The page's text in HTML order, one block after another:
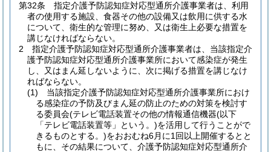
第32条
指定介護予防認知症対応型通所介護事業者は、利用
者の使用する施設、食器その他の設備又は飲用に供する水
について、衛生的な管理に努め、又は衛生上必要な措置を
講じなければならない。
2
指定介護予防認知症対応型通所介護事業者は、当該指定介
護予防認知症対応型通所介護事業所において感染症が発生
し、又はまん延しないように、次に掲げる措置を講じなけ
ればならない。
(1)
当該指定介護予防認知症対応型通所介護事業所におけ
る感染症の予防及びまん延の防止のための対策を検討す
る委員会(テレビ電話装置その他の情報通信機器(以下
「テレビ電話装置等」という。)を活用して行うことがで
きるものとする。)をおおむね6月に1回以上開催するとと
もに、その結果について、介護予防認知症対応型通所介